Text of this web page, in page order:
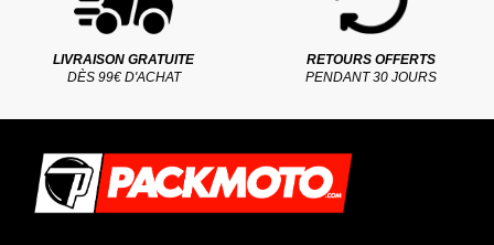
LIVRAISON GRATUITE
DÈS 99€ D'ACHAT
RETOURS OFFERTS
PENDANT 30 JOURS